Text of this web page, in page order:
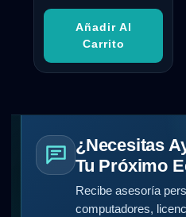
Añadir Al
Carrito
¿Necesitas
Tu Próximo
Recibe asesoría
computadores,